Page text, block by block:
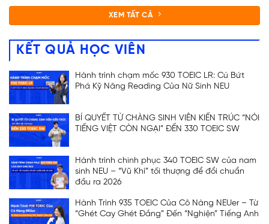
XEM TẤT CẢ
KẾT QUẢ HỌC VIÊN
Hành trình chạm mốc 930 TOEIC LR: Cú Bứt
Phá Kỹ Năng Reading Của Nữ Sinh NEU
BÍ QUYẾT TỪ CHÀNG SINH VIÊN KIẾN TRÚC “NÓI
TIẾNG VIỆT CÒN NGẠI” ĐẾN 330 TOEIC SW
Hành trình chinh phục 340 TOEIC SW của nam
sinh NEU – “Vũ Khí” tối thượng để đổi chuẩn
đầu ra 2026
Hành Trình 935 TOEIC Của Cô Nàng NEUer – Từ
“Ghét Cay Ghét Đắng” Đến “Nghiện” Tiếng Anh